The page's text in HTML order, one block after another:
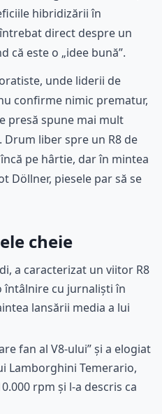
hibridizării în
direct despre un
că este o „idee bună”.
unde liderii de
confirme nimic prematur,
presă spune mai mult
liber spre un R8 de
pe hârtie, dar în mintea
Döllner, piesele par să se
cheie
a caracterizat un viitor R8
întâlnire cu jurnaliști în
lansării media a lui
fan al V8-ului” și a elogiat
Lamborghini Temerario,
rpm și l-a descris ca